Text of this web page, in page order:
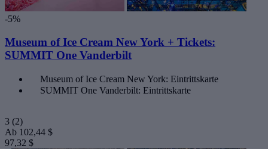
-5%
Museum of Ice Cream New York + Tickets:
SUMMIT One Vanderbilt
Museum of Ice Cream New York: Eintrittskarte
SUMMIT One Vanderbilt: Eintrittskarte
3 (2)
Ab 102,44 $
97,32 $